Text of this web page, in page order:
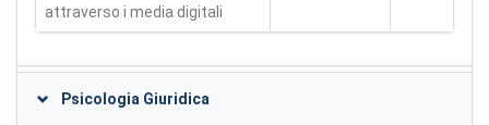
attraverso i media digitali
Psicologia Giuridica